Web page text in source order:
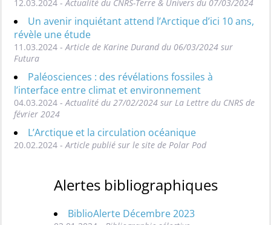
12.03.2024 - Actualité du CNRS-Terre & Univers du 07/03/2024
Un avenir inquiétant attend l’Arctique d’ici 10 ans,
révèle une étude
11.03.2024 - Article de Karine Durand du 06/03/2024 sur
Futura
Paléosciences : des révélations fossiles à
l’interface entre climat et environnement
04.03.2024 - Actualité du 27/02/2024 sur La Lettre du CNRS de
février 2024
L’Arctique et la circulation océanique
20.02.2024 - Article publié sur le site de Polar Pod
Alertes bibliographiques
BiblioAlerte Décembre 2023